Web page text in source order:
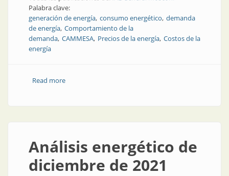
Palabra clave:
generación de energía consumo energético demanda
de energía Comportamiento de la
demanda CAMMESA Precios de la energía Costos de la
energía
Read moreabout Todo lo que pasó con la energía en enero de
Análisis energético de
diciembre de 2021